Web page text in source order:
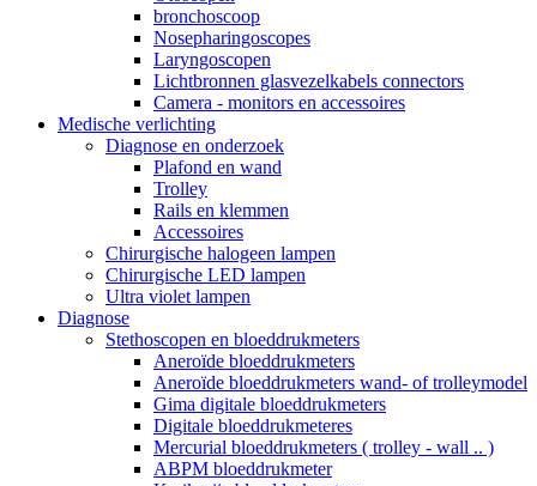
bronchoscoop
Nosepharingoscopes
Laryngoscopen
Lichtbronnen glasvezelkabels connectors
Camera - monitors en accessoires
Medische verlichting
Diagnose en onderzoek
Plafond en wand
Trolley
Rails en klemmen
Accessoires
Chirurgische halogeen lampen
Chirurgische LED lampen
Ultra violet lampen
Diagnose
Stethoscopen en bloeddrukmeters
Aneroïde bloeddrukmeters
Aneroïde bloeddrukmeters wand- of trolleymodel
Gima digitale bloeddrukmeters
Digitale bloeddrukmeteres
Mercurial bloeddrukmeters ( trolley - wall .. )
ABPM bloeddrukmeter